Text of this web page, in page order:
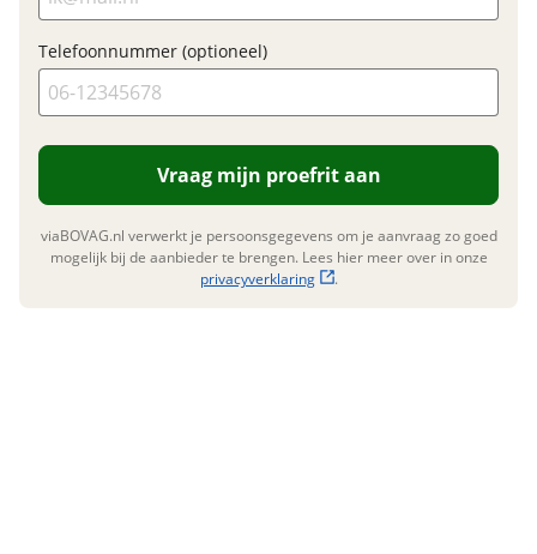
Garanties
BOVAG Garantie
Fabrieksgarantie van
toepassing
Fabrieksgarantie
Ja
Inbegrepen
Meerprijs:
Telefoonnummer (optioneel)
Vraag mijn proefrit aan
viaBOVAG.nl verwerkt je persoonsgegevens om je aanvraag zo goed
mogelijk bij de aanbieder te brengen. Lees hier meer over in onze
privacyverklaring
.